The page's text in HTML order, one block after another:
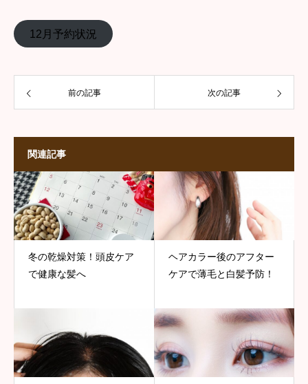
12月予約状況
前の記事 次の記事
関連記事
冬の乾燥対策！頭皮ケア
で健康な髪へ
ヘアカラー後のアフター
ケアで薄毛と白髪予防！